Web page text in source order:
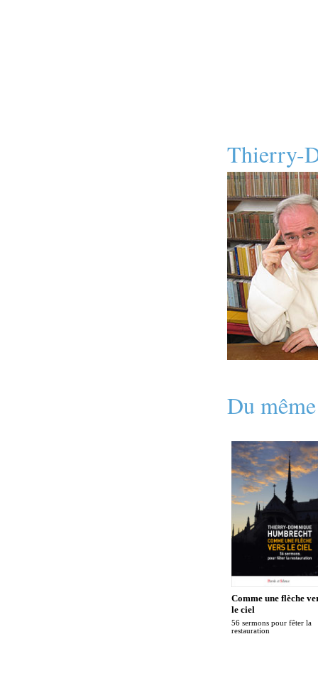
Thierry-
Du
Comme une flèche
le ciel
56 sermons pour fêter la
restauration